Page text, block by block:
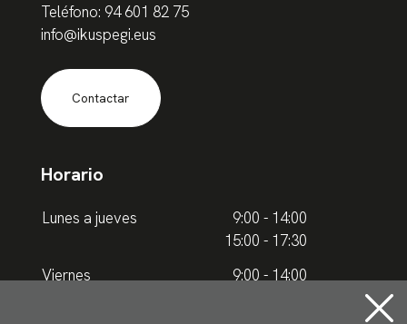
Teléfono: 94 601 82 75
info@ikuspegi.eus
Contactar
Horario
Lunes a jueves
9:00 - 14:00
15:00 - 17:30
Viernes
9:00 - 14:00